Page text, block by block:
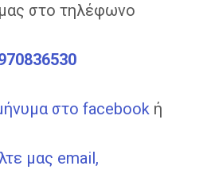
στο τηλέφωνο
στο facebook ή
μας email,